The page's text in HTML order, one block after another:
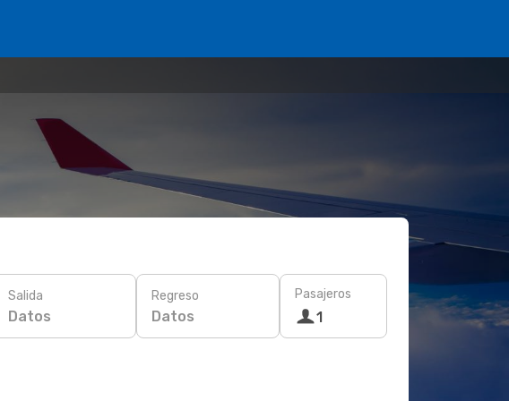
Salida
Datos
Regreso
Datos
Pasajeros
1